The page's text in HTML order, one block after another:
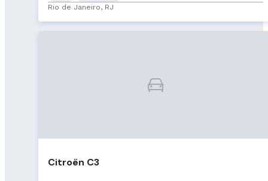
Rio de Janeiro, RJ
Citroën C3